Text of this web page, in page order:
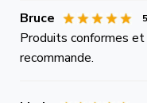
Bruce
Produits conformes
recommande.